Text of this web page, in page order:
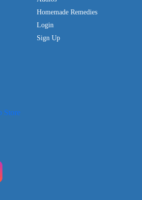
Homemade Remedies
Login
Sign Up